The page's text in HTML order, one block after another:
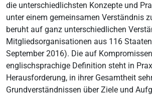
die unterschiedlichsten Konzepte und
unter einem gemeinsamen Verständnis
beruht auf ganz unterschiedlichen
Mitgliedsorganisationen aus 116
September 2016). Die auf
englischsprachige Definition steht in
Herausforderung, in ihrer Gesamtheit
Grundverständnissen über Ziele und